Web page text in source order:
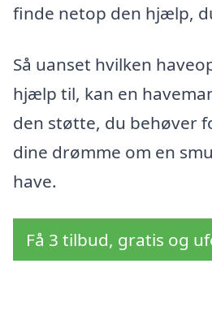
finde netop den hjælp,
Så uanset hvilken
hjælp til, kan en
den støtte, du behøver
dine drømme om en
have.
Få 3 tilbud, gratis og